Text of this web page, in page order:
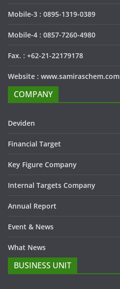
Mobile-3 : 0895-1319-0389
Mobile-4 : 0857-7260-4980
Fax. : +62-21-22179178
Website : www.samiraschem.com
COMPANY
Deviden
Financial Target
Key Figure Company
Internal Targets Company
Annual Report
Event & News
What News
BUSINESS UNIT